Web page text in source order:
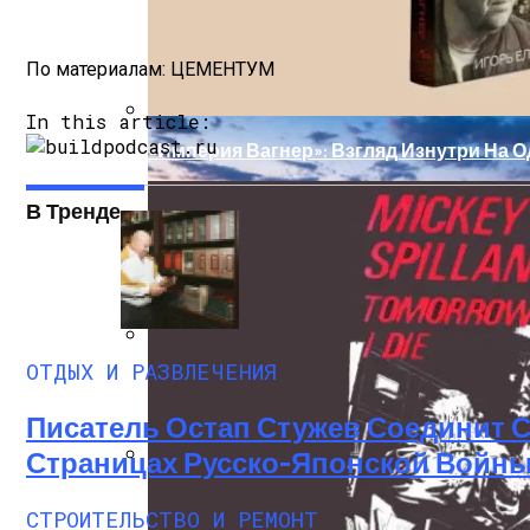
В Локации «Золотого Треугольника»
Изучайте Транзитный Анализ Онлайн
Как Планировать Самостоятельное
Дербент: Путеводитель По Главным
«Империя Вагнер»: Взгляд Изнутри На
По материалам: ЦЕМЕНТУМ
In this article:
В Тренде
ОТДЫХ И РАЗВЛЕЧЕНИЯ
Писатель Остап Стужев
Страницах Русско-Японской
СТРОИТЕЛЬСТВО И РЕМОНТ